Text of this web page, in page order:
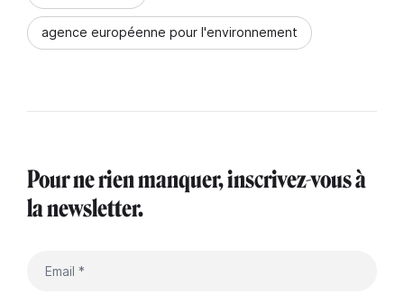
agence européenne pour l'environnement
Pour ne rien manquer, inscrivez-vous à
la newsletter.